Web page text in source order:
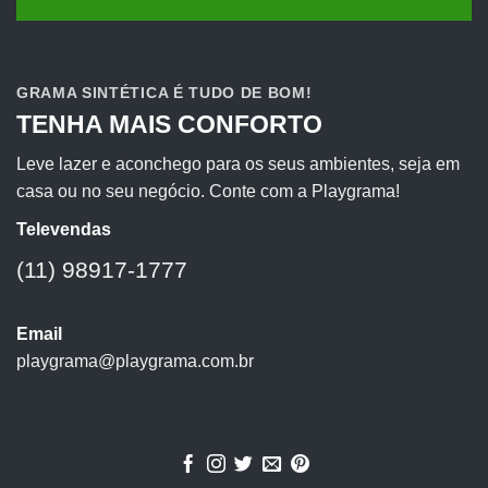
GRAMA SINTÉTICA É TUDO DE BOM!
TENHA MAIS CONFORTO
Leve lazer e aconchego para os seus ambientes, seja em
casa ou no seu negócio. Conte com a Playgrama!
Televendas
(11) 98917-1777
Email
playgrama@playgrama.com.br